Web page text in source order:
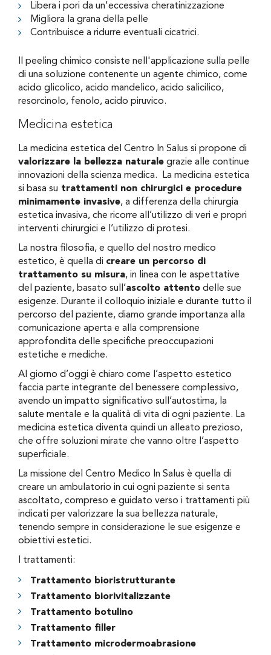
Libera i pori da un'eccessiva cheratinizzazione
Migliora la grana della pelle
Contribuisce a ridurre eventuali cicatrici.
Il peeling chimico consiste nell'applicazione sulla pelle
di una soluzione contenente un agente chimico, come
acido glicolico, acido mandelico, acido salicilico,
resorcinolo, fenolo, acido piruvico.
Medicina estetica
La medicina estetica del Centro In Salus si propone di
valorizzare la bellezza naturale grazie alle continue
innovazioni della scienza medica. La medicina estetica
si basa su trattamenti non chirurgici e procedure
minimamente invasive, a differenza della chirurgia
estetica invasiva, che ricorre all’utilizzo di veri e propri
interventi chirurgici e l’utilizzo di protesi.
La nostra filosofia, e quello del nostro medico
estetico, è quella di creare un percorso di
trattamento su misura, in linea con le aspettative
del paziente, basato sull’ascolto attento delle sue
esigenze. Durante il colloquio iniziale e durante tutto il
percorso del paziente, diamo grande importanza alla
comunicazione aperta e alla comprensione
approfondita delle specifiche preoccupazioni
estetiche e mediche.
Al giorno d’oggi è chiaro come l’aspetto estetico
faccia parte integrante del benessere complessivo,
avendo un impatto significativo sull’autostima, la
salute mentale e la qualità di vita di ogni paziente. La
medicina estetica diventa quindi un alleato prezioso,
che offre soluzioni mirate che vanno oltre l’aspetto
superficiale.
La missione del Centro Medico In Salus è quella di
creare un ambulatorio in cui ogni paziente si senta
ascoltato, compreso e guidato verso i trattamenti più
indicati per valorizzare la sua bellezza naturale,
tenendo sempre in considerazione le sue esigenze e
obiettivi estetici.
I trattamenti:
Trattamento bioristrutturante
Trattamento biorivitalizzante
Trattamento botulino
Trattamento filler
Trattamento microdermoabrasione